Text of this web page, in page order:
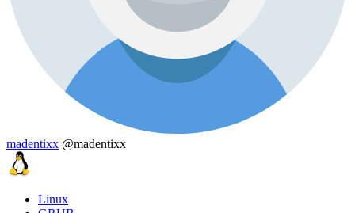
madentixx @madentixx
Linux